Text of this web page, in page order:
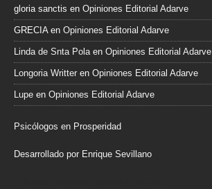
gloria sanctis en Opiniones Editorial Adarve
GRECIAen Opiniones Editorial Adarve
Linda de Snta Polaen Opiniones Editorial Adarve
Longoria Writter en Opiniones Editorial Adarve
Lupe en Opiniones Editorial Adarve
Psicólogos en Prosperidad
Desarrollado por Enrique Sevillano